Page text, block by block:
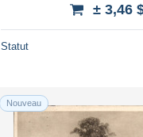
± 3,46
Statut
Nouveau